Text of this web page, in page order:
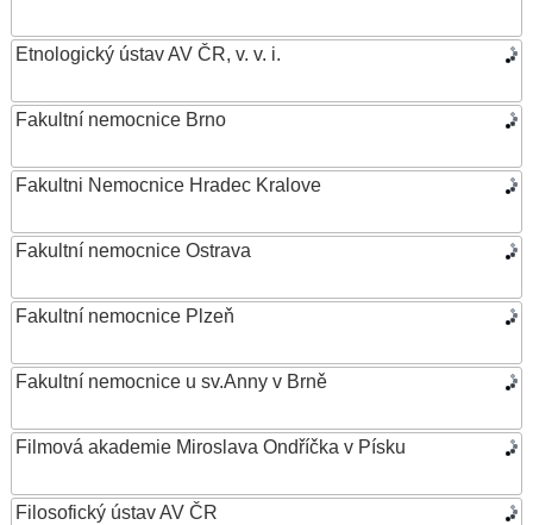
Etnologický ústav AV ČR, v. v. i.
Fakultní nemocnice Brno
Fakultni Nemocnice Hradec Kralove
Fakultní nemocnice Ostrava
Fakultní nemocnice Plzeň
Fakultní nemocnice u sv.Anny v Brně
Filmová akademie Miroslava Ondříčka v Písku
Filosofický ústav AV ČR